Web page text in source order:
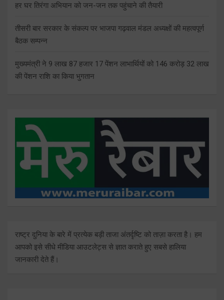
हर घर तिरंगा अभियान को जन-जन तक पहुंचाने की तैयारी
तीसरी बार सरकार के संकल्प पर भाजपा गढ़वाल मंडल अध्यक्षों की महत्वपूर्ण
बैठक सम्पन्न
मुख्यमंत्री ने 9 लाख 87 हजार 17 पेंशन लाभार्थियों को 146 करोड़ 32 लाख
की पेंशन राशि का किया भुगतान
राष्ट्र दुनिया के बारे में प्रत्येक बड़ी ताजा अंतर्दृष्टि को ताज़ा करता है। हम
आपको इसे सीधे मीडिया आउटलेट्स से ज्ञात कराते हुए सबसे हालिया
जानकारी देते हैं।